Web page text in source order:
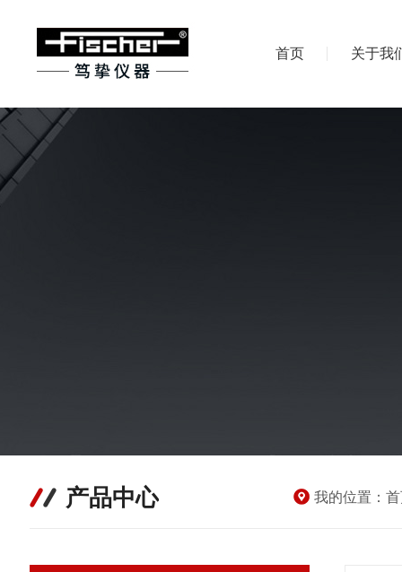
首页 关于我
产品中心 我的位置：